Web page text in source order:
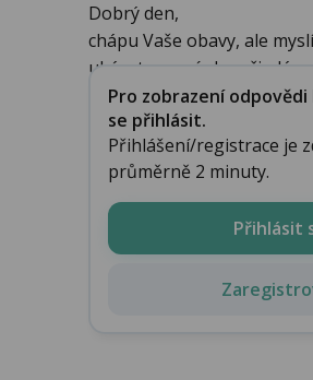
Dobrý den,
chápu Vaše obavy, ale
ukázat znaménko při
Pro zobrazení
se přihlásit.
Přihlášení/registrace je
průměrně 2 minuty.
Přihlásit